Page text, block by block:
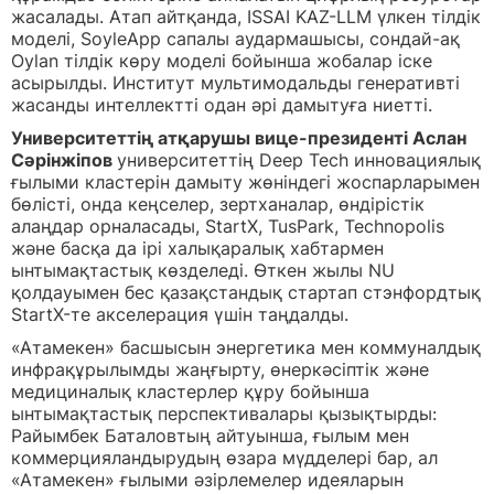
жасалады. Атап айтқанда, ISSAI KAZ-LLM үлкен тілдік
моделі, SoyleApp сапалы аудармашысы, сондай-ақ
Oylan тілдік көру моделі бойынша жобалар іске
асырылды. Институт мультимодальды генеративті
жасанды интеллектті одан әрі дамытуға ниетті.
Университеттің атқарушы вице-президенті Аслан
Сәрінжіпов университеттің Deep Tech инновациялық
ғылыми кластерін дамыту жөніндегі жоспарларымен
бөлісті, онда кеңселер, зертханалар, өндірістік
алаңдар орналасады, StartX, TusPark, Technopolis
және басқа да ірі халықаралық хабтармен
ынтымақтастық көзделеді. Өткен жылы NU
қолдауымен бес қазақстандық стартап стэнфордтық
StartX-те акселерация үшін таңдалды.
«Атамекен» басшысын энергетика мен коммуналдық
инфрақұрылымды жаңғырту, өнеркәсіптік және
медициналық кластерлер құру бойынша
ынтымақтастық перспективалары қызықтырды:
Райымбек Баталовтың айтуынша, ғылым мен
коммерцияландырудың өзара мүдделері бар, ал
«Атамекен» ғылыми әзірлемелер идеяларын